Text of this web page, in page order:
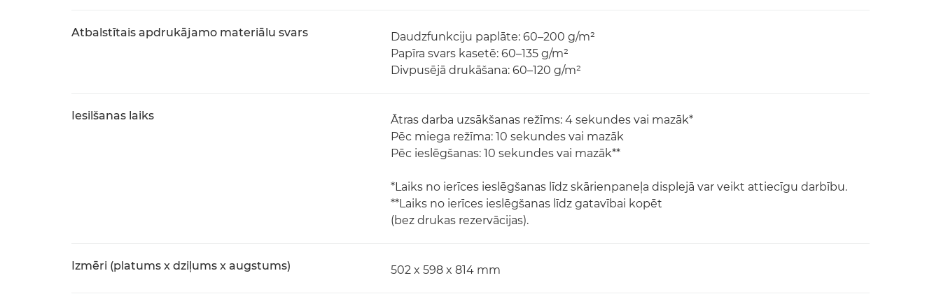
Atbalstītais apdrukājamo materiālu svars
Daudzfunkciju paplāte: 60–200 g/m²
Papīra svars kasetē: 60–135 g/m²
Divpusējā drukāšana: 60–120 g/m²
Iesilšanas laiks
Ātras darba uzsākšanas režīms: 4 sekundes vai mazāk*
Pēc miega režīma: 10 sekundes vai mazāk
Pēc ieslēgšanas: 10 sekundes vai mazāk**
*Laiks no ierīces ieslēgšanas līdz skārienpaneļa displejā var veikt attiecīgu darbību.
**Laiks no ierīces ieslēgšanas līdz gatavībai kopēt
(bez drukas rezervācijas).
Izmēri (platums x dziļums x augstums) 502 x 598 x 814 mm